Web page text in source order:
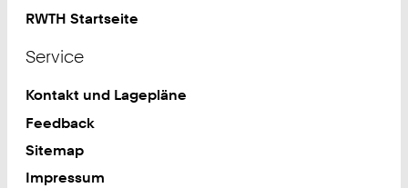
RWTH Startseite
Service
Kontakt und Lagepläne
Feedback
Sitemap
Impressum